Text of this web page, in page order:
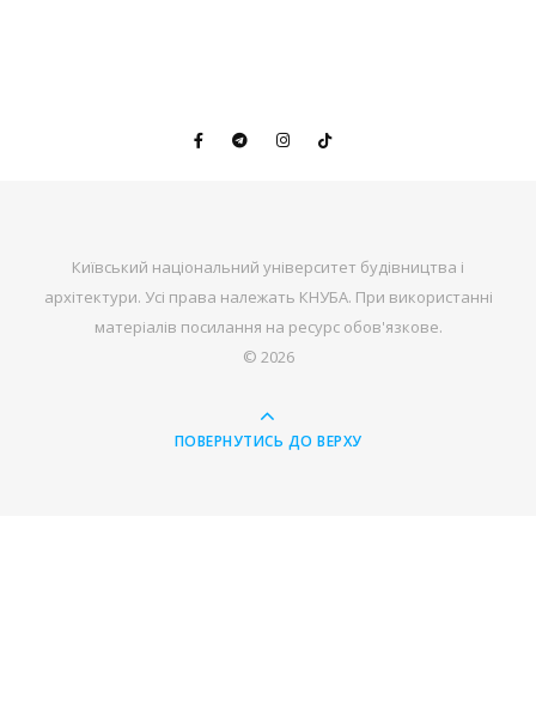
Київський національний університет будівництва і
архітектури. Усі права належать КНУБА. При використанні
матеріалів посилання на ресурс обов'язкове.
© 2026
ПОВЕРНУТИСЬ ДО ВЕРХУ